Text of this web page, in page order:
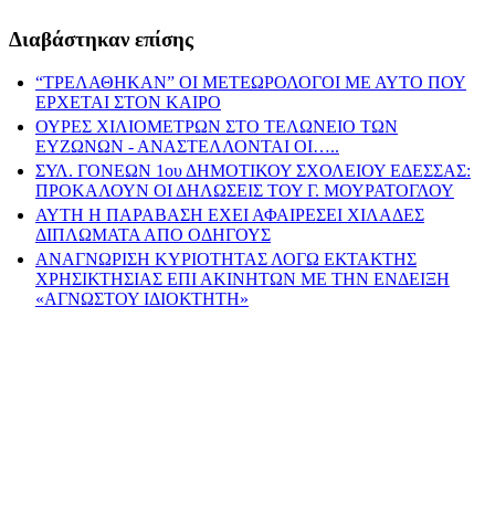
Διαβάστηκαν επίσης
“ΤΡΕΛΑΘΗΚΑΝ” ΟΙ ΜΕΤΕΩΡΟΛΟΓΟΙ ΜΕ ΑΥΤΟ ΠΟΥ
ΕΡΧΕΤΑΙ ΣΤΟΝ ΚΑΙΡΟ
ΟΥΡΕΣ ΧΙΛΙΟΜΕΤΡΩΝ ΣΤΟ ΤΕΛΩΝΕΙΟ ΤΩΝ
ΕΥΖΩΝΩΝ - ΑΝΑΣΤΕΛΛΟΝΤΑΙ ΟΙ…..
ΣΥΛ. ΓΟΝΕΩΝ 1ου ΔΗΜΟΤΙΚΟΥ ΣΧΟΛΕΙΟΥ ΕΔΕΣΣΑΣ:
ΠΡΟΚΑΛΟΥΝ ΟΙ ΔΗΛΩΣΕΙΣ ΤΟΥ Γ. ΜΟΥΡΑΤΟΓΛΟΥ
ΑΥΤΗ Η ΠΑΡΑΒΑΣΗ ΕΧΕΙ ΑΦΑΙΡΕΣΕΙ ΧΙΛΑΔΕΣ
ΔΙΠΛΩΜΑΤΑ ΑΠΟ ΟΔΗΓΟΥΣ
ΑΝΑΓΝΩΡΙΣΗ ΚΥΡΙΟΤΗΤΑΣ ΛΟΓΩ ΕΚΤΑΚΤΗΣ
ΧΡΗΣΙΚΤΗΣΙΑΣ ΕΠΙ ΑΚΙΝΗΤΩΝ ΜΕ ΤΗΝ ΕΝΔΕΙΞΗ
«ΑΓΝΩΣΤΟΥ ΙΔΙΟΚΤΗΤΗ»